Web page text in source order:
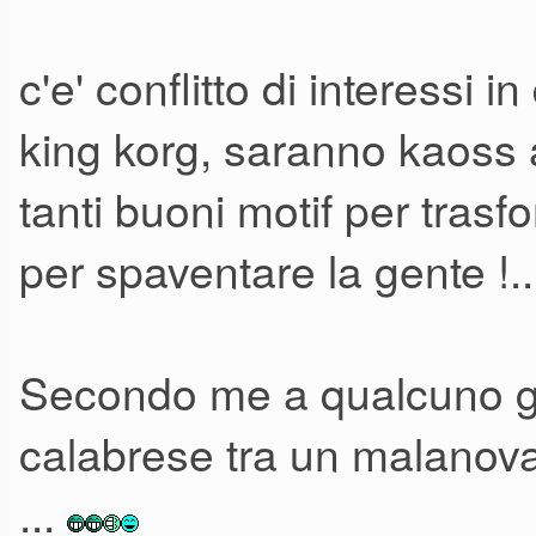
c'e' conflitto di interessi
king korg, saranno
tanti buoni motif per
per spaventare la gente !..
Secondo me a qualcuno
calabrese tra un
...